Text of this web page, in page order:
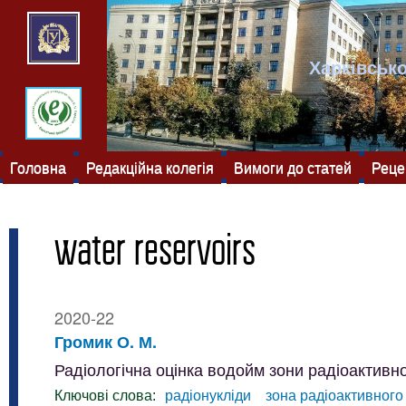
Головна Редакційна колегія Вимоги до статей
water reservoirs
2020-22
Громик О. М.
Радіологічна оцінка водойм зони
Ключові слова: радіонукліди
зона